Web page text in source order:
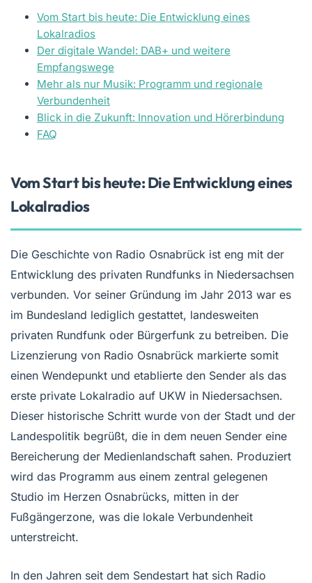
Vom Start bis heute: Die Entwicklung eines
Lokalradios
Der digitale Wandel: DAB+ und weitere
Empfangswege
Mehr als nur Musik: Programm und regionale
Verbundenheit
Blick in die Zukunft: Innovation und Hörerbindung
FAQ
Vom Start bis heute: Die Entwicklung eines
Lokalradios
Die Geschichte von Radio Osnabrück ist eng mit der
Entwicklung des privaten Rundfunks in Niedersachsen
verbunden. Vor seiner Gründung im Jahr 2013 war es
im Bundesland lediglich gestattet, landesweiten
privaten Rundfunk oder Bürgerfunk zu betreiben. Die
Lizenzierung von Radio Osnabrück markierte somit
einen Wendepunkt und etablierte den Sender als das
erste private Lokalradio auf UKW in Niedersachsen.
Dieser historische Schritt wurde von der Stadt und der
Landespolitik begrüßt, die in dem neuen Sender eine
Bereicherung der Medienlandschaft sahen. Produziert
wird das Programm aus einem zentral gelegenen
Studio im Herzen Osnabrücks, mitten in der
Fußgängerzone, was die lokale Verbundenheit
unterstreicht.
In den Jahren seit dem Sendestart hat sich Radio